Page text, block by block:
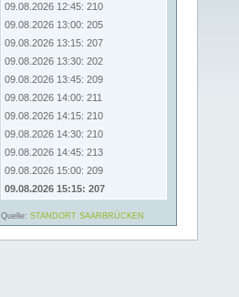
09.08.2026 12:45: 210
09.08.2026 13:00: 205
09.08.2026 13:15: 207
09.08.2026 13:30: 202
09.08.2026 13:45: 209
09.08.2026 14:00: 211
09.08.2026 14:15: 210
09.08.2026 14:30: 210
09.08.2026 14:45: 213
09.08.2026 15:00: 209
09.08.2026 15:15: 207
Quelle: STANDORT SAARBRÜCKEN